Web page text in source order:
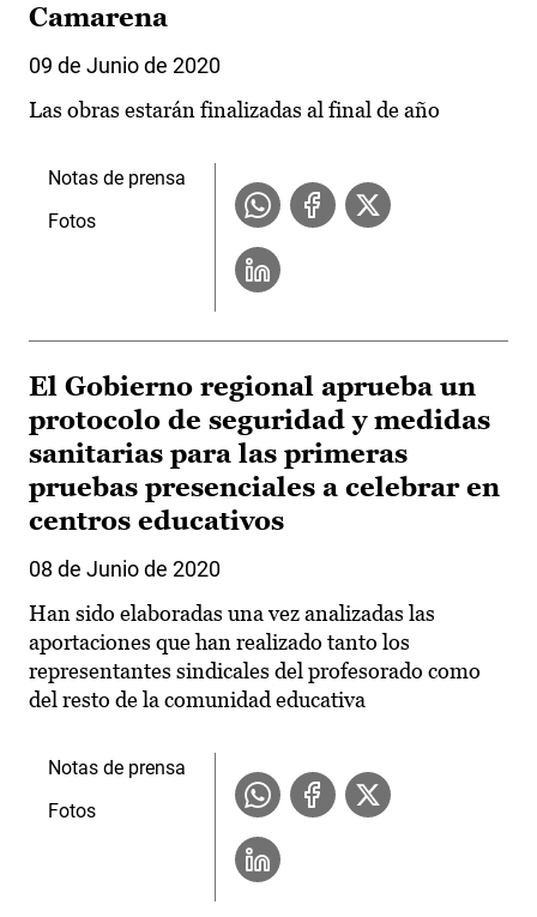
Camarena
09 de Junio de 2020
Las obras estarán finalizadas al final de año
Notas de prensa
Fotos
El Gobierno regional aprueba un
protocolo de seguridad y medidas
sanitarias para las primeras
pruebas presenciales a celebrar en
centros educativos
08 de Junio de 2020
Han sido elaboradas una vez analizadas las
aportaciones que han realizado tanto los
representantes sindicales del profesorado como
del resto de la comunidad educativa
Notas de prensa
Fotos